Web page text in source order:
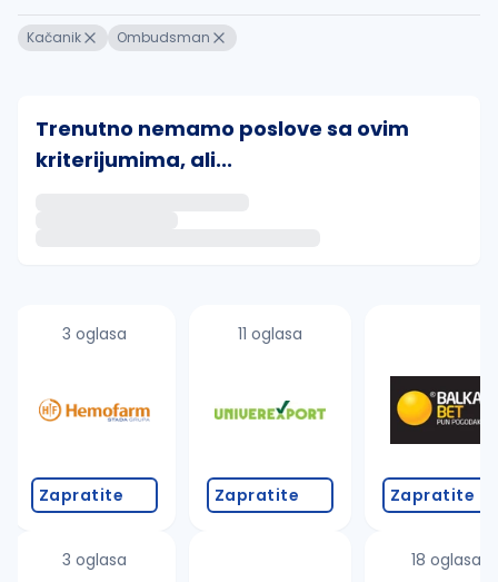
Kačanik Ombudsman
Trenutno nemamo poslove sa ovim
kriterijumima, ali...
proverite pravopisne greške (koristite č, ć, š, đ,
promenite odabrane filtere pretrage
3 oglasa
Zapratite
3 oglasa
11 oglasa
Zapratite Zapratite
18 oglasa